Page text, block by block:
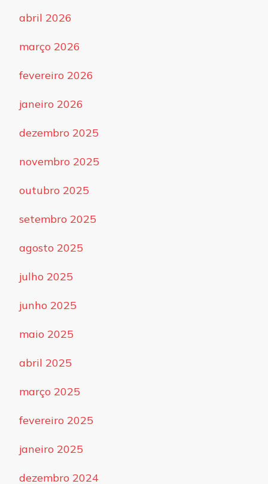
abril 2026
março 2026
fevereiro 2026
janeiro 2026
dezembro 2025
novembro 2025
outubro 2025
setembro 2025
agosto 2025
julho 2025
junho 2025
maio 2025
abril 2025
março 2025
fevereiro 2025
janeiro 2025
dezembro 2024